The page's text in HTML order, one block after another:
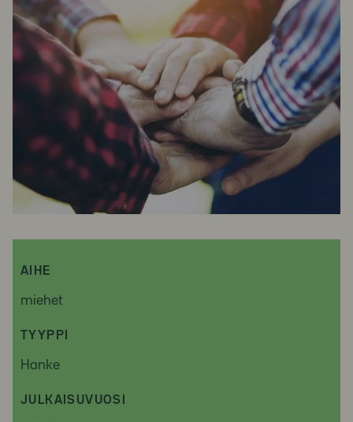
AIHE
miehet
TYYPPI
Hanke
JULKAISUVUOSI